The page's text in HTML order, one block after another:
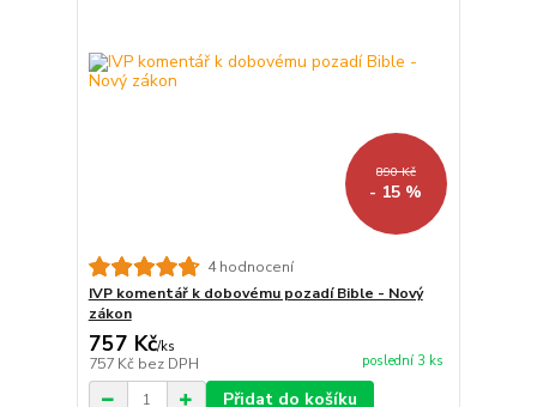
890 Kč
- 15 %
4 hodnocení
IVP komentář k dobovému pozadí Bible - Nový
zákon
757 Kč/ks
757 Kč bez DPH poslední 3 ks
Přidat do košíku